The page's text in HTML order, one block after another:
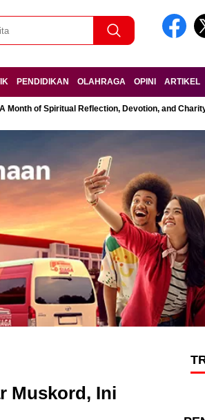
PENDIDIKAN OLAHRAGA OPINI ARTIKEL
Month of Spiritual Reflection, Devotion, and
Muskord, Ini